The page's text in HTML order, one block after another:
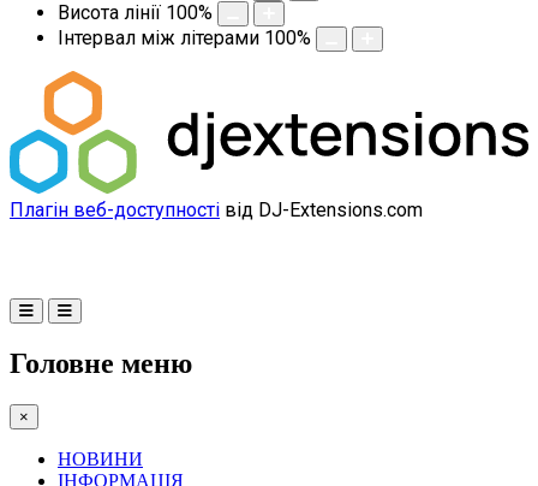
Висота лінії 100%
Інтервал між літерами 100%
Плагін веб-доступності від DJ-Extensions.com
Головне меню
×
НОВИНИ
ІНФОРМАЦІЯ